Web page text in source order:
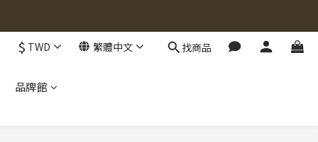
$ TWD 繁體中文 找商品
品牌館